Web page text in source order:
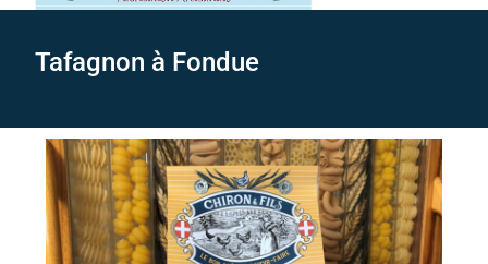
Tafagnon à Fondue